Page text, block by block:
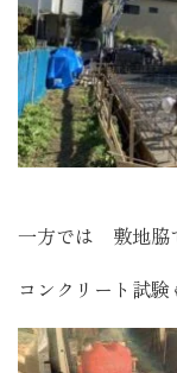
一方では 敷地脇
コンクリート試験